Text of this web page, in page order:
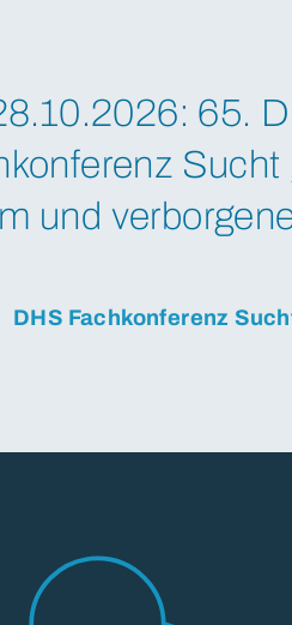
65.
Sucht
und
DHS Fachkonferenz